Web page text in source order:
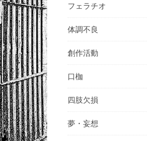
フェラチオ
体調不良
創作活動
口枷
四肢欠損
夢・妄想